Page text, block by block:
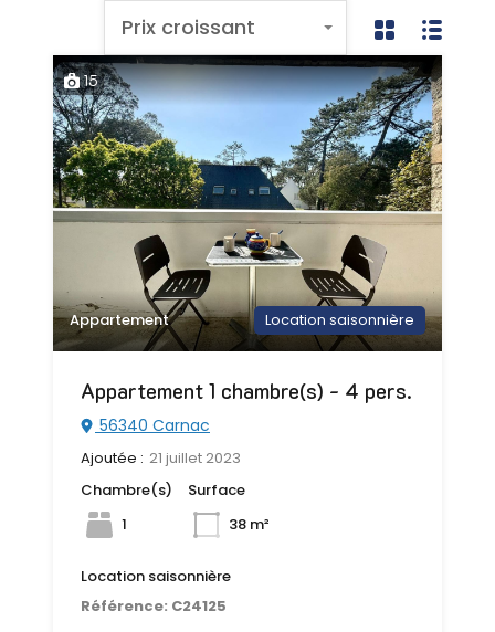
Prix croissant
15
Appartement Location saisonnière
Appartement 1 chambre(s) - 4 pers.
56340 Carnac
Ajoutée : 21 juillet 2023
Chambre(s)
1
Surface
38 m²
Location saisonnière
Référence: C24125